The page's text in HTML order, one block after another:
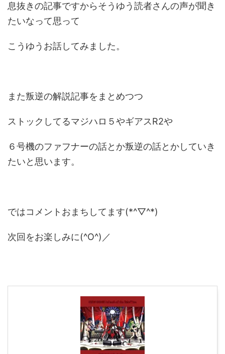
息抜きの記事ですからそうゆう読者さんの声が聞き
たいなって思って
こうゆうお話してみました。
また叛逆の解説記事をまとめつつ
ストックしてるマジハロ５やギアスR2や
６号機のファフナーの話とか叛逆の話とかしていき
たいと思います。
ではコメントおまちしてます(*^▽^*)
次回をお楽しみに(^O^)／